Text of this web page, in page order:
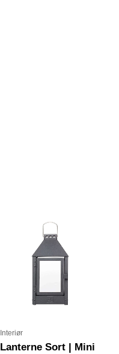
Interiør
Lanterne Sort | Mini